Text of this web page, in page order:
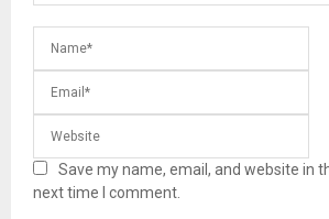
Save my name, email, and website in
next time I comment.